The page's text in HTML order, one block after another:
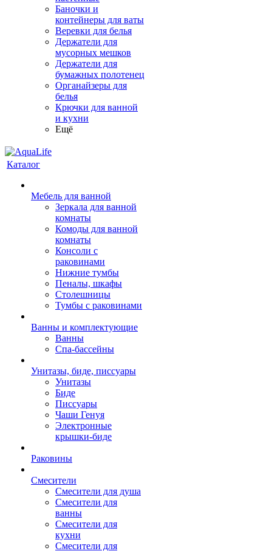
Баночки и
контейнеры для ваты
Веревки для белья
Держатели для
мусорных мешков
Держатели для
бумажных полотенец
Органайзеры для
белья
Крючки для ванной
и кухни
Ещё
Каталог
Мебель для ванной
Зеркала для ванной
комнаты
Комоды для ванной
комнаты
Консоли с
раковинами
Нижние тумбы
Пеналы, шкафы
Столешницы
Тумбы с раковинами
Ванны и комплектующие
Ванны
Спа-бассейны
Унитазы, биде, писсуары
Унитазы
Биде
Писсуары
Чаши Генуя
Электронные
крышки-биде
Раковины
Смесители
Смесители для душа
Смесители для
ванны
Смесители для
кухни
Смесители для